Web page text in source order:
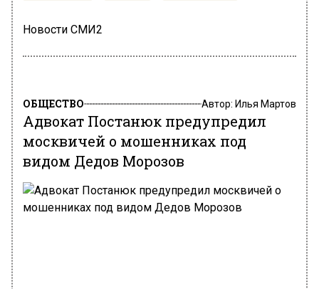
Новости СМИ2
ОБЩЕСТВО Автор: Илья Мартов
Адвокат Постанюк предупредил
москвичей о мошенниках под
видом Дедов Морозов